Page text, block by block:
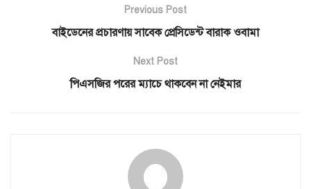
Previous Post
বাইডেনের প্রচারণায় সাবেক প্রেসিডেন্ট বারাক ওবামা
Next Post
পিএসজির পরের ম্যাচে থাকবেন না নেইমার